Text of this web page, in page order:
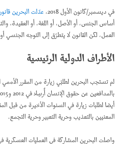
في ديسمبر/كانون الأول 2018،
عدّلت البحرين
أساس الجنس، أو الأصل، أو اللغة، أو العقيدة،
العمل، لكن القانون لا يتطرّق إلى التوجه الجنسي
الأطراف الدولية الرئيسية
لم تستجب البحرين لطلبَي زيارة من المقرر
أيضا لطلبات زيارة في السنوات الأخيرة من قبل
المعنيين بالتعذيب وحرية التعبير وحرية التجمع.
واصلت البحرين المشاركة في العمليات